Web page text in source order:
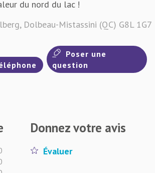
du nord du lac !
Dolbeau-Mistassini (QC) G8L 1G7
Poser une
question
Donnez votre avis
Évaluer